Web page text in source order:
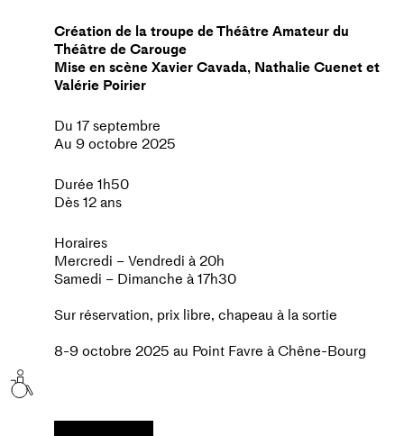
Création de la troupe de Théâtre Amateur du
Théâtre de Carouge
Mise en scène Xavier Cavada, Nathalie Cuenet et
Valérie Poirier
Du 17 septembre
Au 9 octobre 2025
Durée 1h50
Dès 12 ans
Horaires
Mercredi – Vendredi à 20h
Samedi – Dimanche à 17h30
Sur réservation, prix libre, chapeau à la sortie
8-9 octobre 2025 au Point Favre à Chêne-Bourg